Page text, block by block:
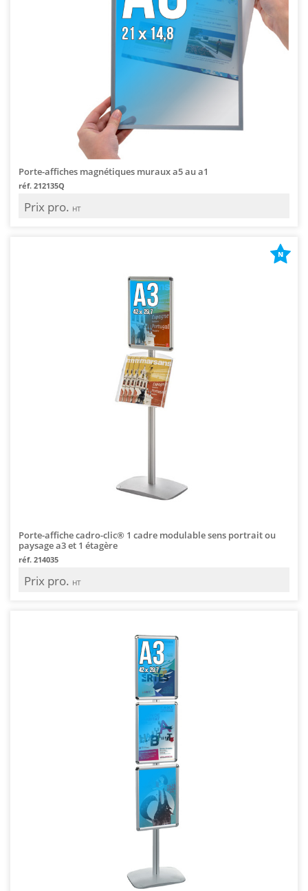
Porte-affiches magnétiques muraux a5 au a1
réf. 212135Q
Prix pro. HT
Porte-affiche cadro-clic® 1 cadre modulable sens portrait ou
paysage a3 et 1 étagère
réf. 214035
Prix pro. HT